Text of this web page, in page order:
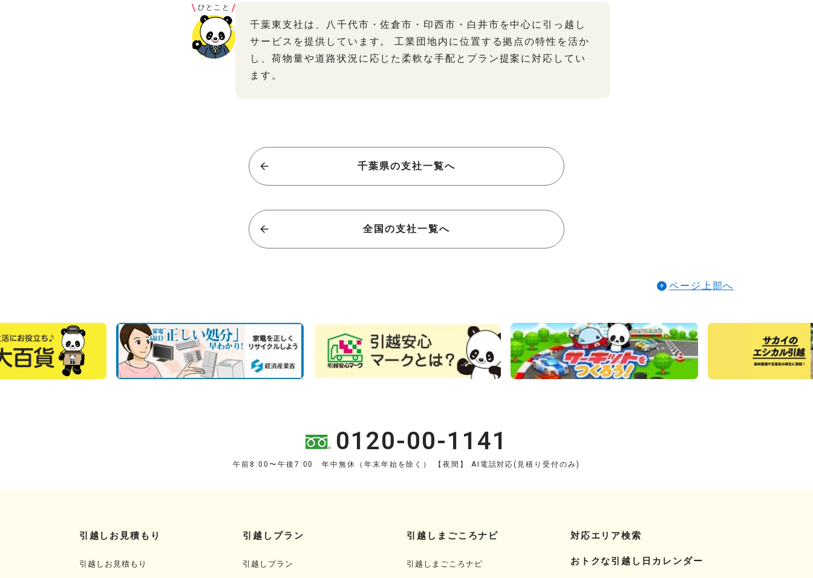
ひとこと
千葉東支社は、八千代市・佐倉市・印西市・白井市を中心に引っ越し
サービスを提供しています。 工業団地内に位置する拠点の特性を活か
し、荷物量や道路状況に応じた柔軟な手配とプラン提案に対応してい
ます。
千葉県の支社一覧へ
全国の支社一覧へ
ページ上部へ
0120-00-1141
午前8:00〜午後7:00 年中無休（年末年始を除く） 【夜間】 AI電話対応(見積り受付のみ)
引越しお見積もり
引越しお見積もり
引越しプラン
引越しプラン
引越しまごころナビ
引越しまごころナビ
対応エリア検索
おトクな引越し日カレンダー